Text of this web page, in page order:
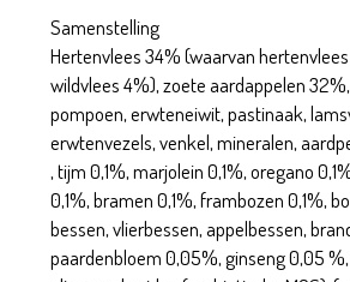
Samenstelling
Hertenvlees 34% (waarvan
wildvlees 4%), zoete aardappelen
pompoen, erwteneiwit, pastinaak,
erwtenvezels, venkel, mineralen,
, tijm 0,1%, marjolein 0,1%, oregano
0,1%, bramen 0,1%, frambozen 0,1%,
bessen, vlierbessen, appelbessen,
paardenbloem 0,05%, ginseng 0,05